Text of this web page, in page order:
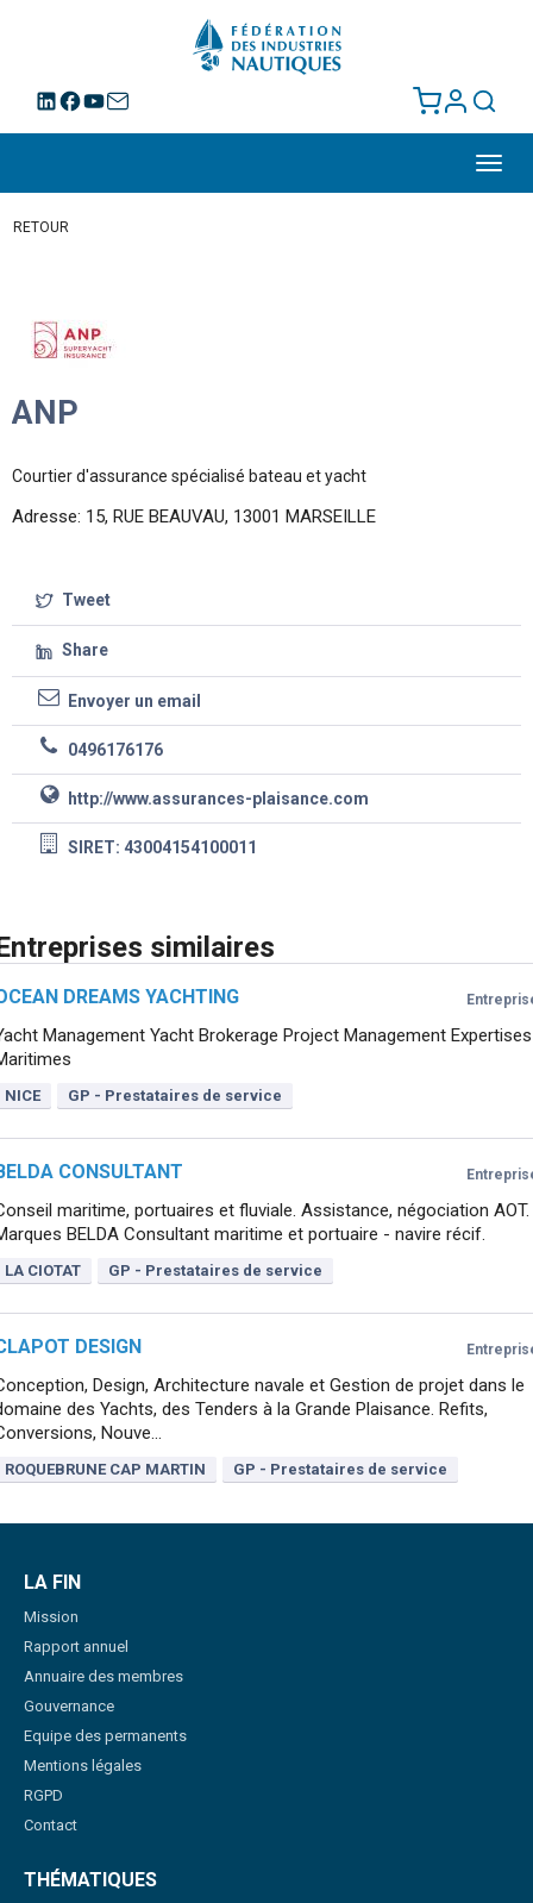
RETOUR
ANP
Courtier d'assurance spécialisé bateau et yacht
Adresse: 15, RUE BEAUVAU, 13001 MARSEILLE
Tweet
Share
Envoyer un email
0496176176
http://www.assurances-plaisance.com
SIRET: 43004154100011
similaires
DREAMS YACHTING
Management Yacht Brokerage Project Management Expertises
NICE GP - Prestataires de service
CONSULTANT
maritime, portuaires et fluviale. Assistance, négociation AOT.
BELDA Consultant maritime et portuaire - navire récif.
LA CIOTAT GP - Prestataires de service
DESIGN
Design, Architecture navale et Gestion de projet dans le
des Yachts, des Tenders à la Grande Plaisance. Refits,
Nouve...
ROQUEBRUNE CAP MARTIN GP - Prestataires de service
LA FIN
Mission
Rapport annuel
Annuaire des membres
Gouvernance
Equipe des permanents
Mentions légales
RGPD
Contact
THÉMATIQUES